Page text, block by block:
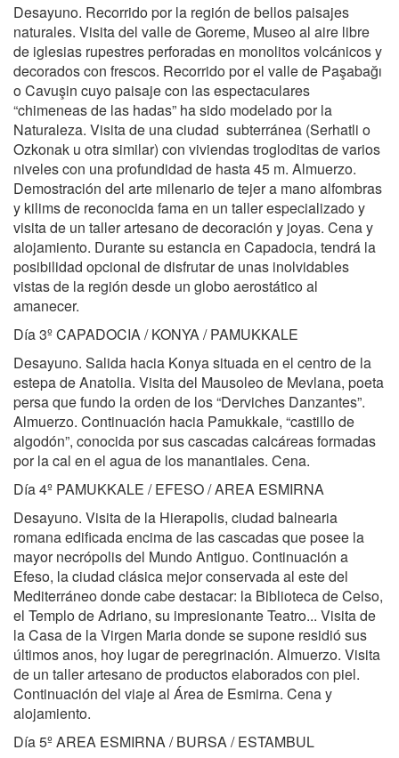
Desayuno. Recorrido por la región de bellos paisajes
naturales. Visita del valle de Goreme, Museo al aire libre
de iglesias rupestres perforadas en monolitos volcánicos y
decorados con frescos. Recorrido por el valle de Paşabağı
o Cavuşin cuyo paisaje con las espectaculares
“chimeneas de las hadas” ha sido modelado por la
Naturaleza. Visita de una ciudad subterránea (Serhatli o
Ozkonak u otra similar) con viviendas trogloditas de varios
niveles con una profundidad de hasta 45 m. Almuerzo.
Demostración del arte milenario de tejer a mano alfombras
y kilims de reconocida fama en un taller especializado y
visita de un taller artesano de decoración y joyas. Cena y
alojamiento. Durante su estancia en Capadocia, tendrá la
posibilidad opcional de disfrutar de unas inolvidables
vistas de la región desde un globo aerostático al
amanecer.
Día 3º CAPADOCIA / KONYA / PAMUKKALE
Desayuno. Salida hacia Konya situada en el centro de la
estepa de Anatolia. Visita del Mausoleo de Mevlana, poeta
persa que fundo la orden de los “Derviches Danzantes”.
Almuerzo. Continuación hacia Pamukkale, “castillo de
algodón”, conocida por sus cascadas calcáreas formadas
por la cal en el agua de los manantiales. Cena.
Día 4º PAMUKKALE / EFESO / AREA ESMIRNA
Desayuno. Visita de la Hierapolis, ciudad balnearia
romana edificada encima de las cascadas que posee la
mayor necrópolis del Mundo Antiguo. Continuación a
Efeso, la ciudad clásica mejor conservada al este del
Mediterráneo donde cabe destacar: la Biblioteca de Celso,
el Templo de Adriano, su impresionante Teatro... Visita de
la Casa de la Virgen Maria donde se supone residió sus
últimos anos, hoy lugar de peregrinación. Almuerzo. Visita
de un taller artesano de productos elaborados con piel.
Continuación del viaje al Área de Esmirna. Cena y
alojamiento.
Día 5º AREA ESMIRNA / BURSA / ESTAMBUL